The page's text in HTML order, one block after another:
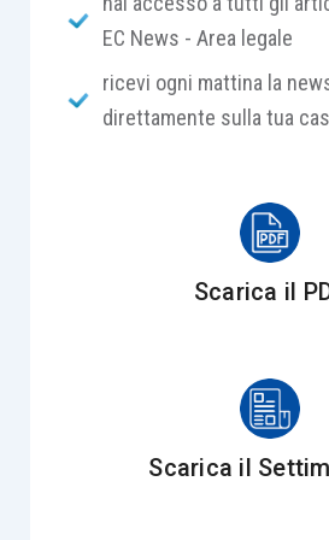
intestazione congiunta del conto
allegazione di un rapporto
assistenziale”.
La vicenda trae origine
successione di Tizio, deceduto
dalla controversia sorta tra gli
Sempronio, fratello del defunto,
giudizio Caia e Mevia,
EC News - Area legale
ricevi ogni mattina la
direttamente sulla tua
Scarica il
Scarica il